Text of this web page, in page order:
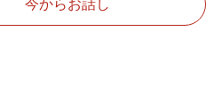
今からお話し